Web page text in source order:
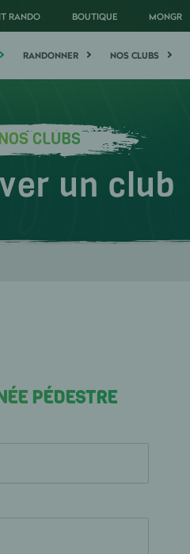
RANDO BOUTIQUE MONGR
RANDONNER NOS CLUBS
CLUBS
un club
PÉDESTRE